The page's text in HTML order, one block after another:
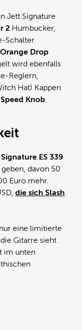
Jett Signature
2 Humbucker,
Schalter
Orange Drop
wird ebenfalls
Reglern,
Hat) Kappen
Speed Knob
ES 339
geben, davon 50
Euro mehr.
die sich Slash
eine limitierte
Gitarre sieht
im unten